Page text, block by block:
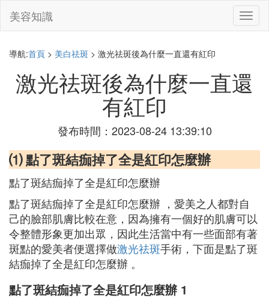
切
換
美容知識
導航:首頁 > 美白祛斑 > 激光祛斑後為什麼一直還有紅印
激光祛斑後為什麼一直還
有紅印
發布時間：2023-08-24 13:39:10
⑴ 點了斑結痂掉了全是紅印怎麼辦
點了斑結痂掉了全是紅印怎麼辦
點了斑結痂掉了全是紅印怎麼辦 ，愛美之人都對自
己的臉部肌膚比較在意，因為擁有一個好的肌膚可以
令整體形象更加出眾，因此生活當中有一些面部有著
斑點的愛美者便選擇做激光祛斑手術，下面是點了斑
結痂掉了全是紅印怎麼辦 。
點了斑結痂掉了全是紅印怎麼辦 1